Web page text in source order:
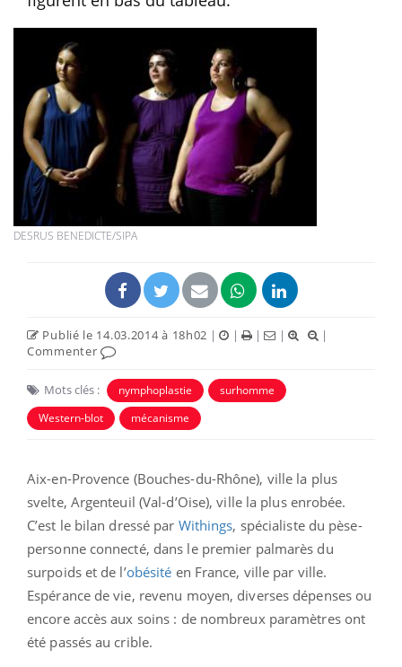
DESRUS BENEDICTE/SIPA
Publié le 14.03.2014 à 18h02 | | | |
|
Commenter
Mots clés : nymphoplastie
surhomme
Western-blot
mécanisme
Aix-en-Provence (Bouches-du-Rhône), ville la plus
svelte, Argenteuil (Val-d’Oise), ville la plus enrobée.
C’est le bilan dressé par Withings, spécialiste du pèse-
personne connecté, dans le premier palmarès du
surpoids et de l’obésité en France, ville par ville.
Espérance de vie, revenu moyen, diverses dépenses ou
encore accès aux soins : de nombreux paramètres ont
été passés au crible.